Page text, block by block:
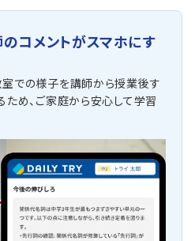
コメントがスマホにす
での様子を講師から授業後す
ため、ご家庭から安心して学習